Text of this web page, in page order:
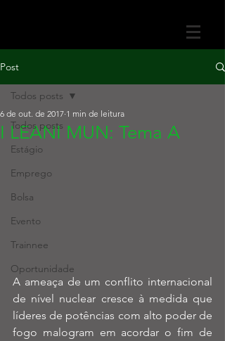
Post
Todos posts
Estágio
Emprego
Bolsa
Evento
Trainnee
Oportunidade
Todos posts
I LEANI MUN: Tema A
6 de out. de 2017 1 min de leitura
A ameaça de um conflito internacional
de nível nuclear cresce à medida que
líderes de potências com alto poder de
fogo malogram em acordar o fim de